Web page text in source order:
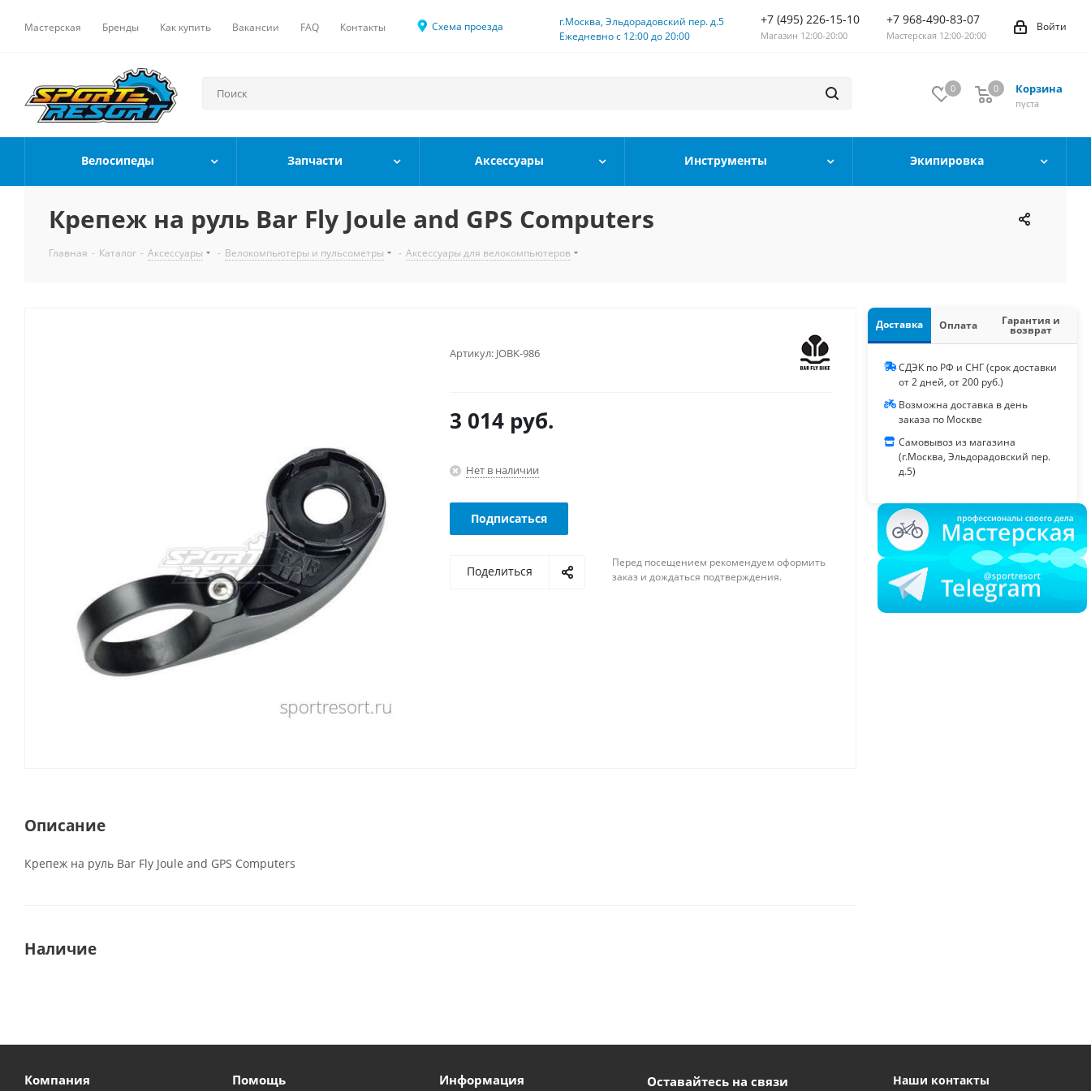
Мастерская Бренды Как купить Вакансии FAQ Контакты Схема проезда
г.Москва, Эльдорадовский пер. д.5
Ежедневно с 12:00 до 20:00
+7 (495) 226-15-10
Магазин 12:00-20:00
+7 968-490-83-07
Мастерская 12:00-20:00
Войти
0 Корзина
0
пуста
0
Велосипеды Запчасти Аксессуары Инструменты Экипировка
Крепеж на руль Bar Fly Joule and GPS Computers
Главная - Каталог - Аксессуары - Велокомпьютеры и пульсометры - Аксессуары для велокомпьютеров
Артикул: JOBK-986
3 014руб.
Нет в наличии
Подписаться
Поделиться
Перед посещением рекомендуем оформить
заказ и дождаться подтверждения.
Описание
Крепеж на руль Bar Fly Joule and GPS Computers
Наличие
Доставка Оплата Гарантия и
возврат
СДЭК по РФ и СНГ (срок доставки
от 2 дней, от 200 руб.)
Возможна доставка в день
заказа по Москве
Самовывоз из магазина
(г.Москва, Эльдорадовский пер.
д.5)
Компания Помощь Информация Оставайтесь на связи Наши контакты